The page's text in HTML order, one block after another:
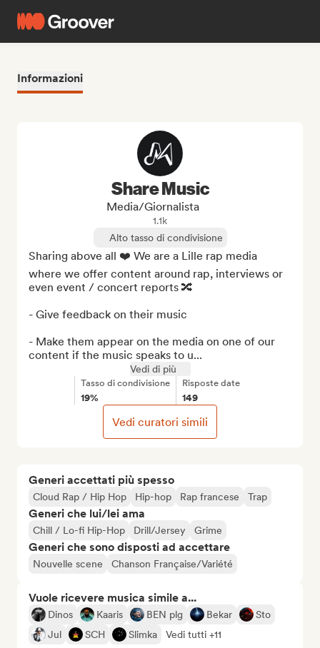
Informazioni
Generi accettati più spesso
Cloud Rap / Hip Hop Hip-hop Rap francese Trap
Generi che lui/lei ama
Chill / Lo-fi Hip-Hop Drill/Jersey Grime
Generi che sono disposti ad accettare
Nouvelle scene Chanson Française/Variété
Vuole ricevere musica simile a...
Dinos Kaaris BEN plg Bekar
Sto
Jul
SCH Slimka Vedi tutti +11
Share Music
Media/Giornalista
1.1k
Alto tasso di condivisione
Sharing above all ❤️ We are a Lille rap media
where we offer content around rap, interviews or
even event / concert reports 🔀
- Give feedback on their music
- Make them appear on the media on one of our
content if the music speaks to u...
Vedi di più
Tasso di condivisione
19%
Risposte date
149
Vedi curatori simili